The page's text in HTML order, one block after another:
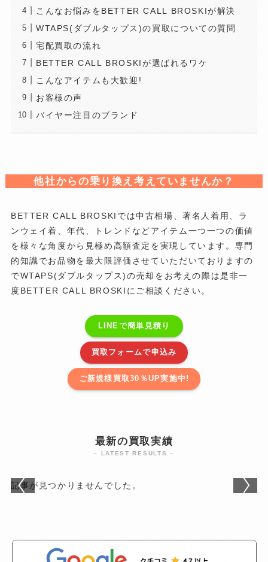
こんなお悩みをBETTER CALL BROSKIが解決
WTAPS(ダブルタップス)の買取についての質問
宅配買取の流れ
BETTER CALL BROSKIが選ばれるワケ
こんなアイテムも大歓迎!
お客様の声
バイヤー注目のブランド
他社からの乗り換え考えていませんか？
BETTER CALL BROSKIでは中古相場、著名人着用、ラ
ンウェイ着、年代、トレンドなどアイテム一つ一つの価値
を様々な角度から見極め高額査定を実現しています。専門
的知識でお品物を最大限評価させていただいておりますの
でWTAPS(ダブルタップス)の売却をお考えの際は是非一
度BETTER CALL BROSKIにご相談ください。
LINEで簡単見積り
買取フォームで申込み
ご新規様買取30％UP実施中!
最新の買取実績
– LATEST RESULTS –
記事が見つかりませんでした。